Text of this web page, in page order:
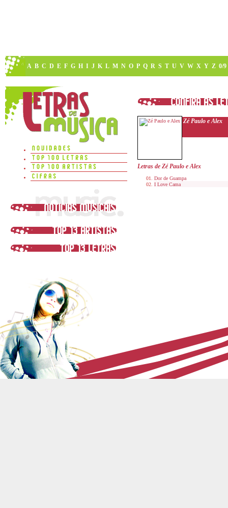
A B C D E F G H I J K L M N O P Q R S T U V W X Y Z 0/9
Zé Paulo e Alex
Letras de Zé Paulo e Alex
Dor de Guampa
I Love Cama